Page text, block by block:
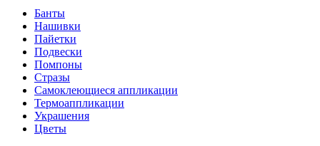
Банты
Нашивки
Пайетки
Подвески
Помпоны
Стразы
Самоклеющиеся аппликации
Термоаппликации
Украшения
Цветы